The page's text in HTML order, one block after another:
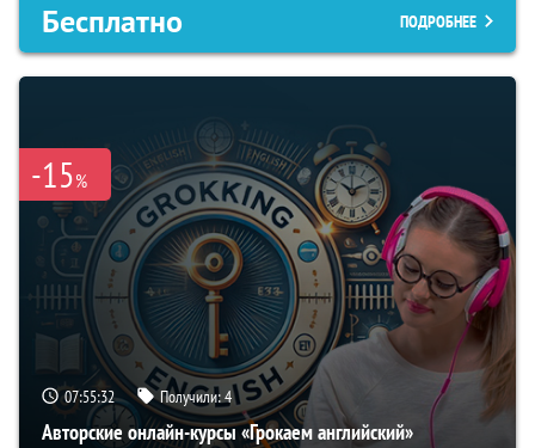
Бесплатно ПОДРОБНЕЕ
-15%
07:55:31 Получили:4
Авторские онлайн-курсы «Грокаем английский»